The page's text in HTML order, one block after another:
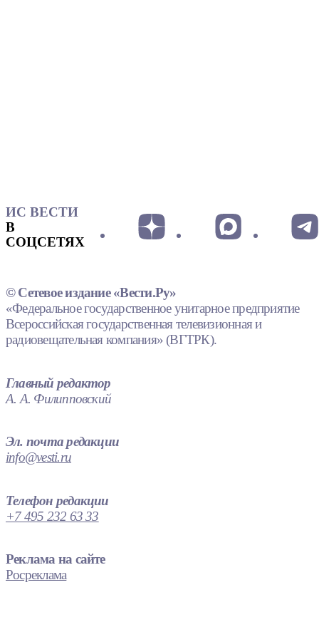
ИС ВЕСТИ
В
СОЦСЕТЯХ
© Сетевое издание «Вести.Ру»
«Федеральное государственное унитарное предприятие
Всероссийская государственная телевизионная и
радиовещательная компания» (ВГТРК).
Главный редактор
А. А. Филипповский
Эл. почта редакции
info@vesti.ru
Телефон редакции
+7 495 232 63 33
Реклама на сайте
Росреклама